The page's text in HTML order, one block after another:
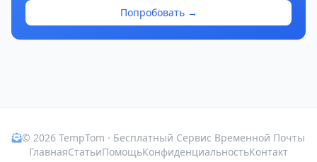
Попробовать →
© 2026 TempTom · Бесплатный Сервис Временной Почты
ГлавнаяСтатьиПомощьКонфиденциальностьКонтакт